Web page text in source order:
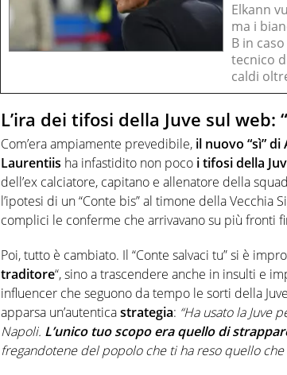
Elkann
ma i
B in
tecnico
caldi
L’ira dei tifosi della Juve sul web:
Com’era ampiamente prevedibile, il nuovo “sì”
Laurentiis ha infastidito non poco i tifosi della
dell’ex calciatore, capitano e allenatore della
l’ipotesi di un “Conte bis” al timone della Vecchia
complici le conferme che arrivavano su più fronti
Poi, tutto è cambiato. Il “Conte salvaci tu” si è
traditore“, sino a trascendere anche in insulti e
influencer che seguono da tempo le sorti della
apparsa un’autenticastrategia: “Ha usato la
Napoli. L’unico tuo scopo era quello di
fregandotene del popolo che ti ha reso quello che